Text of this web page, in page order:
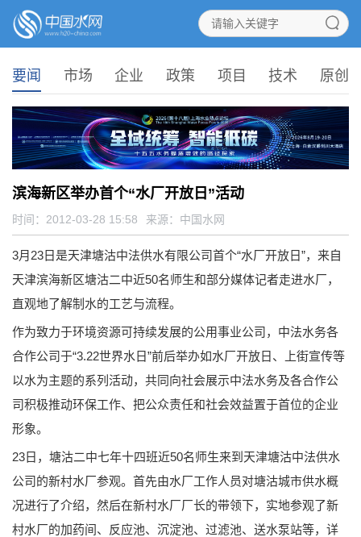
要闻 市场 企业 政策 项目 技术 原创
滨海新区举办首个“水厂开放日”活动
时间：2012-03-28 15:58 来源： 中国水网
3月23日是天津塘沽中法供水有限公司首个“水厂开放日”，来自
天津滨海新区塘沽二中近50名师生和部分媒体记者走进水厂，
直观地了解制水的工艺与流程。
作为致力于环境资源可持续发展的公用事业公司，中法水务各
合作公司于“3.22世界水日”前后举办如水厂开放日、上街宣传等
以水为主题的系列活动，共同向社会展示中法水务及各合作公
司积极推动环保工作、把公众责任和社会效益置于首位的企业
形象。
23日，塘沽二中七年十四班近50名师生来到天津塘沽中法供水
公司的新村水厂参观。首先由水厂工作人员对塘沽城市供水概
况进行了介绍，然后在新村水厂厂长的带领下，实地参观了新
村水厂的加药间、反应池、沉淀池、过滤池、送水泵站等，详